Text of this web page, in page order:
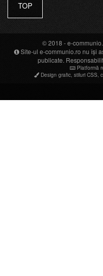
TOP
© 2018 -e-
Site-ul e-communio.ro nu își
publicate.
Platformă
Design grafic, stiluri CSS,